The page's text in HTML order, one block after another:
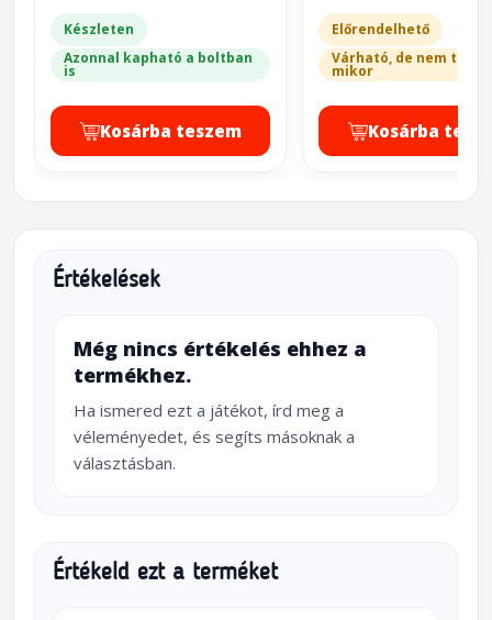
Készleten
Azonnal kapható a boltban
is
Kosárba teszem
Előrendelhető
Várható, de nem
mikor
Kosárba
Értékelések
Még nincs értékelés ehhez a
termékhez.
Ha ismered ezt a játékot, írd meg a
véleményedet, és segíts másoknak a
választásban.
Értékeld ezt a terméket